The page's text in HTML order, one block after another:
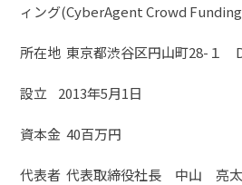
ィング(CyberAgent Crowd
所在地 東京都渋谷区円山町28-１
設立 2013年5月1日
資本金 40百万円
代表者 代表取締役社長 中山 亮